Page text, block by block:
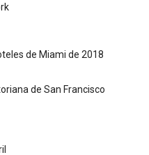
de Miami de 2018
de San Francisco